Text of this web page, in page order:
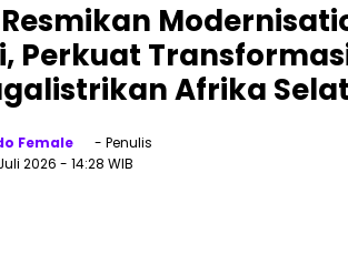
Perkuat
Afrika
Female
- Penulis
2026 - 14:28 WIB